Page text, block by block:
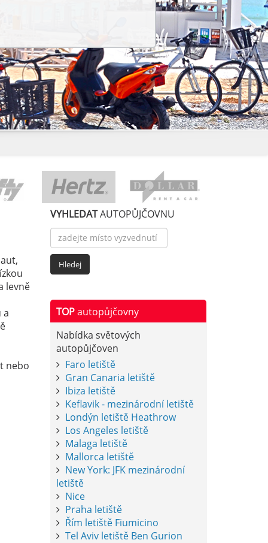
levně
a
nebo
VYHLEDATAUTOPŮJČOVNU
TOPautopůjčovny
Nabídka světových
autopůjčoven
Faro letiště
Gran Canaria letiště
Ibiza letiště
Keflavik - mezinárodní letiště
Londýn letiště Heathrow
Los Angeles letiště
Malaga letiště
Mallorca letiště
New York: JFK mezinárodní
letiště
Nice
Praha letiště
Řím letiště Fiumicino
Tel Aviv letiště Ben Gurion